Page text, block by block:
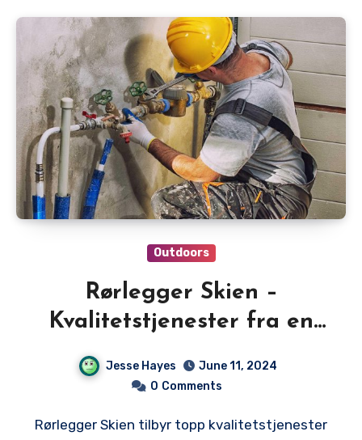
Outdoors
Rørlegger Skien –
Kvalitetstjenester fra en
Erfaren Rørlegger
Jesse Hayes
June 11, 2024
0 Comments
Rørlegger Skien tilbyr topp kvalitetstjenester